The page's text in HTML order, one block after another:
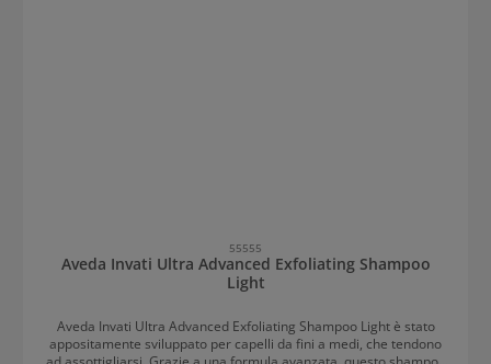
55555
Aveda Invati Ultra Advanced Exfoliating Shampoo
Light
Aveda Invati Ultra Advanced Exfoliating Shampoo Light è stato
appositamente sviluppato per capelli da fini a medi, che tendono